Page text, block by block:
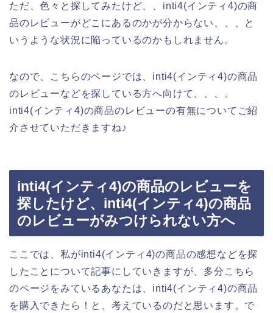
ただ、色々と探してみたけど、、inti4(インティ4)の商
品のレビューがどこにあるのかが分からない、、、と
いうような状況に陥っているのかもしれません。
なので、こちらのページでは、inti4(インティ4)の商品
のレビューなどを探している方へ向けて、、、。
inti4(インティ4)の商品のレビューの有無についてご紹
介させていただきますね♪
inti4(インティ4)の商品のレビューを
探したけど、inti4(インティ4)の商品
のレビューがみつけられない方へ
ここでは、私がinti4(インティ4)の商品の感想などを探
したことについて記事にしていきますが、多分こちら
のページをみているあなたは、inti4(インティ4)の商品
を購入できたら！と、考えているのだと思います。で